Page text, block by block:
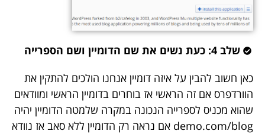
שלב 4: כעת נשים את שם הדומיין ושם הספרייה
כאן חשוב להבין על איזה דומיין אנחנו הולכים להתקין את
הוורדפרס אם זה הראשי אז בוחרים בדומיין הראשי ומוודאים
שהוא מכניס לספרייה הנכונה במקרה שלמטה הדומיין יהיה
demo.com/blog אם נראה רק הדומיין ללא סאב אז נוודא